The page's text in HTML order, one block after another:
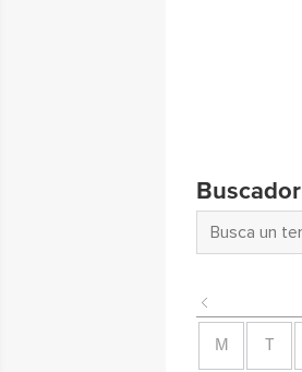
Buscador
M